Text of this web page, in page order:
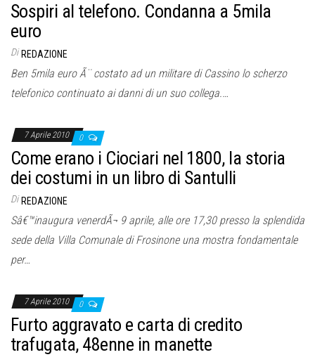
Sospiri al telefono. Condanna a 5mila
euro
Di REDAZIONE
Ben 5mila euro Ã¨ costato ad un militare di Cassino lo scherzo
telefonico continuato ai danni di un suo collega.…
7 Aprile 2010 0
Come erano i Ciociari nel 1800, la storia
dei costumi in un libro di Santulli
Di REDAZIONE
Sâ€™inaugura venerdÃ¬ 9 aprile, alle ore 17,30 presso la splendida
sede della Villa Comunale di Frosinone una mostra fondamentale
per…
7 Aprile 2010 0
Furto aggravato e carta di credito
trafugata, 48enne in manette